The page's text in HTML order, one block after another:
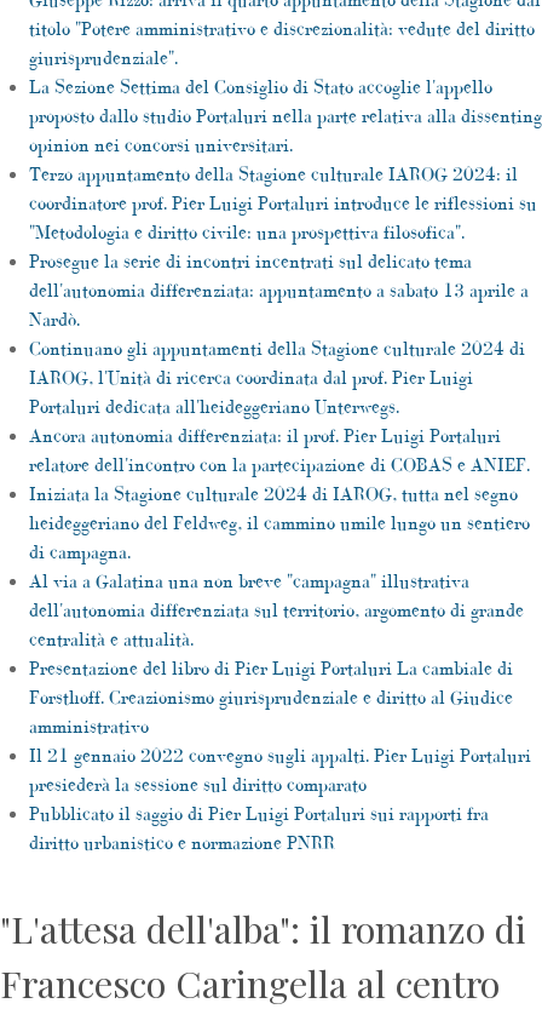
titolo "Potere amministrativo e discrezionalità: vedute del diritto
giurisprudenziale".
La Sezione Settima del Consiglio di Stato accoglie l'appello
proposto dallo studio Portaluri nella parte relativa alla dissenting
opinion nei concorsi universitari.
Terzo appuntamento della Stagione culturale IAROG 2024: il
coordinatore prof. Pier Luigi Portaluri introduce le riflessioni su
"Metodologia e diritto civile: una prospettiva filosofica".
Prosegue la serie di incontri incentrati sul delicato tema
dell'autonomia differenziata: appuntamento a sabato 13 aprile a
Nardò.
Continuano gli appuntamenti della Stagione culturale 2024 di
IAROG, l'Unità di ricerca coordinata dal prof. Pier Luigi
Portaluri dedicata all'heideggeriano Unterwegs.
Ancora autonomia differenziata: il prof. Pier Luigi Portaluri
relatore dell'incontro con la partecipazione di COBAS e ANIEF.
Iniziata la Stagione culturale 2024 di IAROG, tutta nel segno
heideggeriano del Feldweg, il cammino umile lungo un sentiero
di campagna.
Al via a Galatina una non breve "campagna" illustrativa
dell'autonomia differenziata sul territorio, argomento di grande
centralità e attualità.
Presentazione del libro di Pier Luigi Portaluri La cambiale di
Forsthoff. Creazionismo giurisprudenziale e diritto al Giudice
amministrativo
Il 21 gennaio 2022 convegno sugli appalti. Pier Luigi Portaluri
presiederà la sessione sul diritto comparato
Pubblicato il saggio di Pier Luigi Portaluri sui rapporti fra
diritto urbanistico e normazione PNRR
"L'attesa dell'alba": il romanzo di
Francesco Caringella al centro